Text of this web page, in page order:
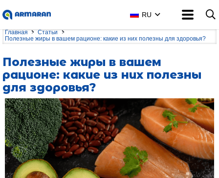
RU
Главная
Статьи
Полезные жиры в вашем рационе: какие из них полезны для здоровья?
Полезные жиры в вашем
рационе: какие из них полезны
для здоровья?